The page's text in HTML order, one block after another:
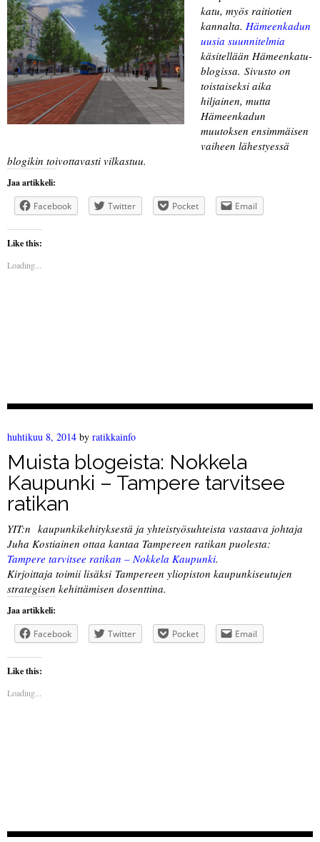
katu, myös raitiotien
kannalta. Hämeenkadun
uusia suunnitelmia
käsitellään Hämeenkatu-
blogissa. Sivusto on
toistaiseksi aika
hiljainen, mutta
Hämeenkadun
muutoksen ensimmäisen
vaiheen lähestyessä
blogikin toivottavasti vilkastuu.
Jaa artikkeli:
Facebook
Twitter Pocket Email
Like this:
Loading...
huhtikuu 8, 2014 by ratikkainfo
Muista blogeista: Nokkela
Kaupunki – Tampere tarvitsee
ratikan
YIT:n kaupunkikehityksestä ja yhteistyösuhteista vastaava johtaja
Juha Kostiainen ottaa kantaa Tampereen ratikan puolesta:
Tampere tarvitsee ratikan – Nokkela Kaupunki.
Kirjoittaja toimii lisäksi Tampereen yliopiston kaupunkiseutujen
strategisen kehittämisen dosenttina.
Jaa artikkeli:
Facebook
Twitter Pocket Email
Like this:
Loading...